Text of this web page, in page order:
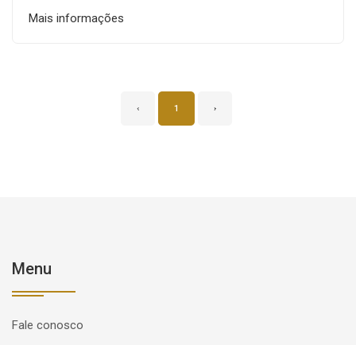
Mais informações
‹ 1 ›
Menu
Fale conosco